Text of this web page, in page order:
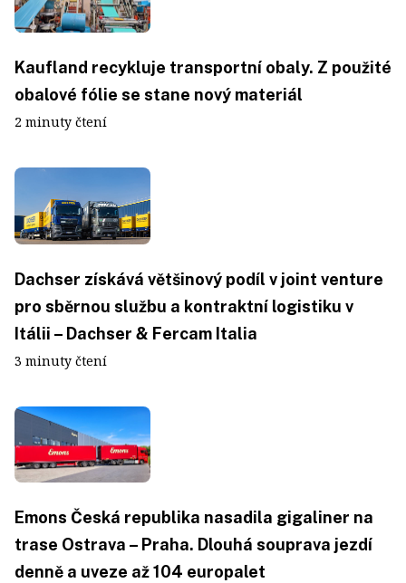
Kaufland recykluje transportní obaly. Z použité
obalové fólie se stane nový materiál
2 minuty čtení
Dachser získává většinový podíl v joint venture
pro sběrnou službu a kontraktní logistiku v
Itálii – Dachser & Fercam Italia
3 minuty čtení
Emons Česká republika nasadila gigaliner na
trase Ostrava – Praha. Dlouhá souprava jezdí
denně a uveze až 104 europalet